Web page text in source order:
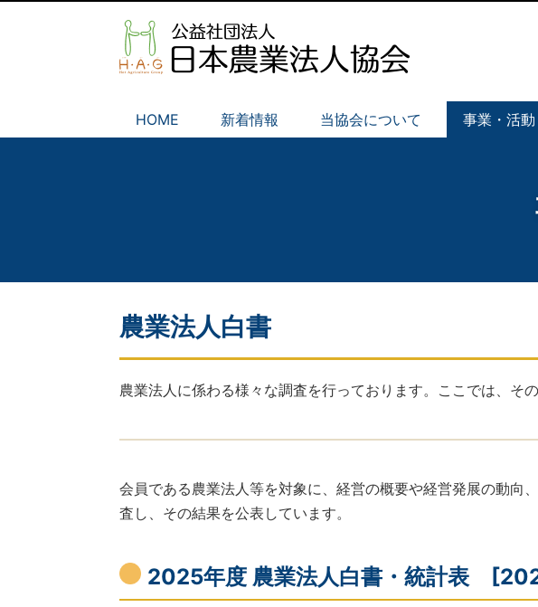
HOME 新着情報 当協会について 事業・活動
農業法人白書
農業法人に係わる様々な調査を行っております。ここでは、そ
会員である農業法人等を対象に、経営の概要や経営発展の動向
査し、その結果を公表しています。
2025年度 農業法人白書・統計表